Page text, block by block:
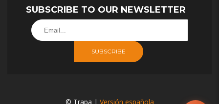
SUBSCRIBE TO OUR NEWSLETTER
SUBSCRIBE
© Trapa | Versión española